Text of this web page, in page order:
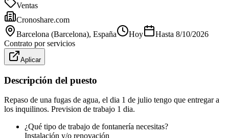
Ventas
Cronoshare.com
Barcelona (Barcelona), España Hoy Hasta 8/10/2026
Contrato por servicios
Aplicar
Descripción del puesto
Repaso de una fugas de agua, el dia 1 de julio tengo que entregar a
los inquilinos. Prevision de trabajo 1 dia.
¿Qué tipo de trabajo de fontanería necesitas?
Instalación y/o renovación